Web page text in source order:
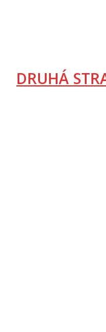
DRUHÁ